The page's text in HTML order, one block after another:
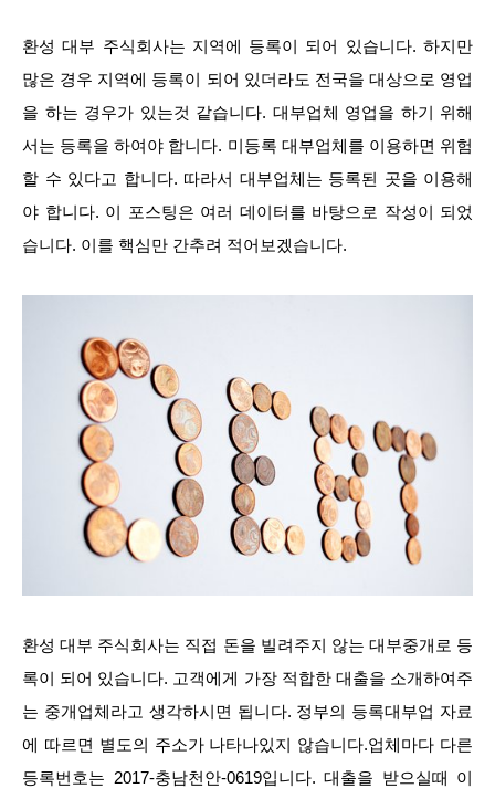
환성 대부 주식회사는 지역에 등록이 되어 있습니다. 하지만
많은 경우 지역에 등록이 되어 있더라도 전국을 대상으로 영업
을 하는 경우가 있는것 같습니다. 대부업체 영업을 하기 위해
서는 등록을 하여야 합니다. 미등록 대부업체를 이용하면 위험
할 수 있다고 합니다. 따라서 대부업체는 등록된 곳을 이용해
야 합니다. 이 포스팅은 여러 데이터를 바탕으로 작성이 되었
습니다. 이를 핵심만 간추려 적어보겠습니다.
환성 대부 주식회사는 직접 돈을 빌려주지 않는 대부중개로 등
록이 되어 있습니다. 고객에게 가장 적합한 대출을 소개하여주
는 중개업체라고 생각하시면 됩니다. 정부의 등록대부업 자료
에 따르면 별도의 주소가 나타나있지 않습니다.업체마다 다른
등록번호는 2017-충남천안-0619입니다. 대출을 받으실때 이